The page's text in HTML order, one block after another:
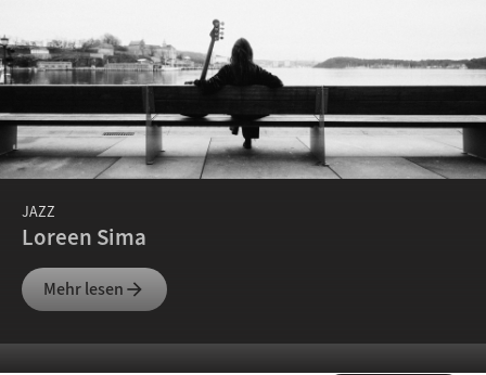
JAZZ
Loreen Sima
Mehr lesen arrow_forward